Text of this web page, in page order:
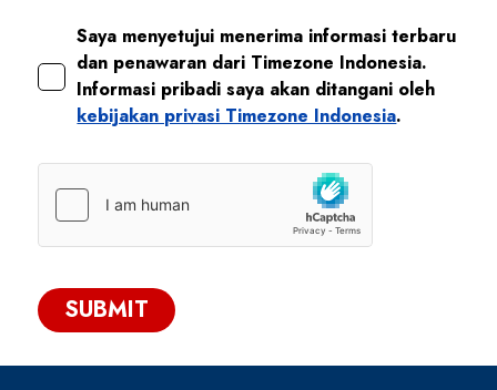
Saya menyetujui menerima informasi terbaru
dan penawaran dari Timezone Indonesia.
Informasi pribadi saya akan ditangani oleh
kebijakan privasi Timezone Indonesia.
SUBMIT